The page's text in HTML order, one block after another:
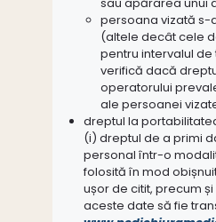
persoana vizată s-
(altele decât cele
pentru intervalul
verifică dacă
operatorului
ale persoanei
dreptul la
(i) dreptul de a primi
personal într-o
folosită în mod
ușor de citit, precum
aceste date să fie